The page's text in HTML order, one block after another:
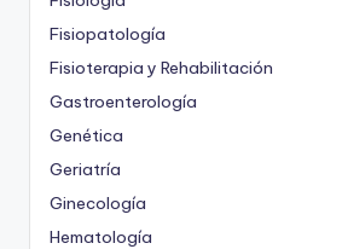
Fisiopatología
Fisioterapia y Rehabilitación
Gastroenterología
Genética
Geriatría
Ginecología
Hematología